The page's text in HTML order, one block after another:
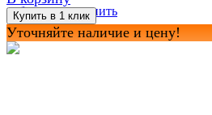
избранное сравнить
Уточняйте наличие и цену!